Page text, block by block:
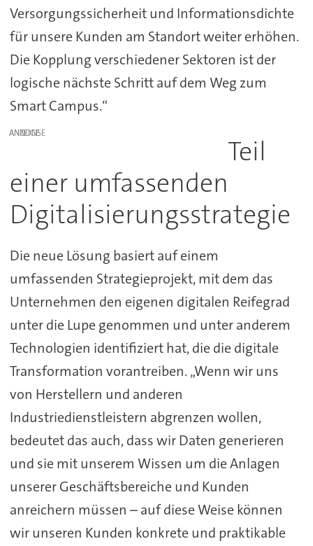
Versorgungssicherheit und Informationsdichte
für unsere Kunden am Standort weiter erhöhen.
Die Kopplung verschiedener Sektoren ist der
logische nächste Schritt auf dem Weg zum
Smart Campus.“
ANZEIGE
Teil
einer umfassenden
Digitalisierungsstrategie
Die neue Lösung basiert auf einem
umfassenden Strategieprojekt, mit dem das
Unternehmen den eigenen digitalen Reifegrad
unter die Lupe genommen und unter anderem
Technologien identifiziert hat, die die digitale
Transformation vorantreiben. „Wenn wir uns
von Herstellern und anderen
Industriedienstleistern abgrenzen wollen,
bedeutet das auch, dass wir Daten generieren
und sie mit unserem Wissen um die Anlagen
unserer Geschäftsbereiche und Kunden
anreichern müssen – auf diese Weise können
wir unseren Kunden konkrete und praktikable